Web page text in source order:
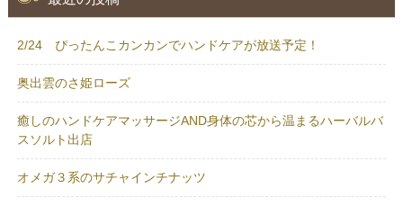
2/24 ぴったんこカンカンでハンドケアが放送予定！
奥出雲のさ姫ローズ
癒しのハンドケアマッサージAND身体の芯から温まるハーバルバ
スソルト出店
オメガ３系のサチャインチナッツ